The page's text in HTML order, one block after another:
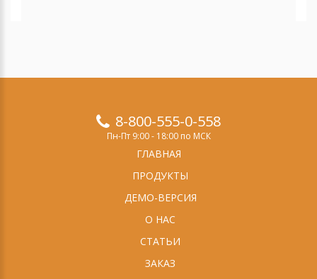
8-800-555-0-558
Пн-Пт 9:00 - 18:00 по МСК
ГЛАВНАЯ
ПРОДУКТЫ
ДЕМО-ВЕРСИЯ
О НАС
СТАТЬИ
ЗАКАЗ